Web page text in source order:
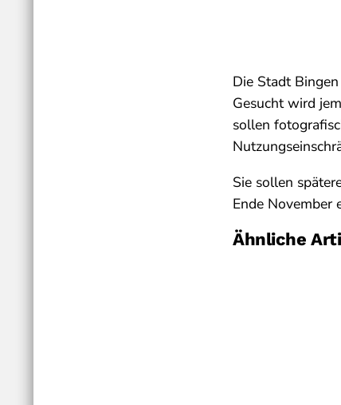
Die Stadt
Gesucht wird
sollen
Sie sollen
Ende November
Ähnliche